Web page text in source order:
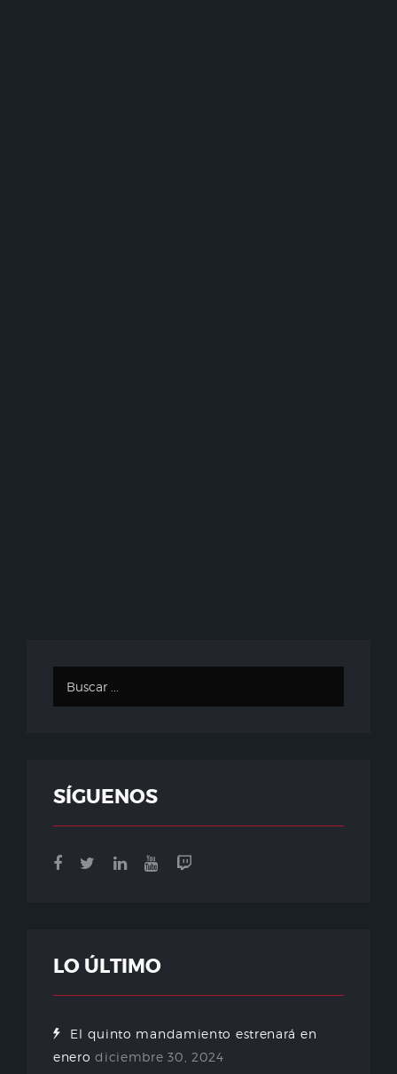
SÍGUENOS
LO ÚLTIMO
El quinto mandamiento estrenará en
enero diciembre 30, 2024